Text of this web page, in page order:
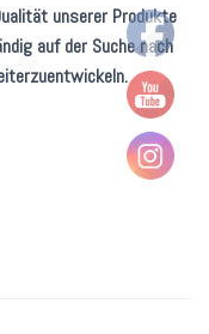
T
E
N
unserer Produkte
auf der Suche nach